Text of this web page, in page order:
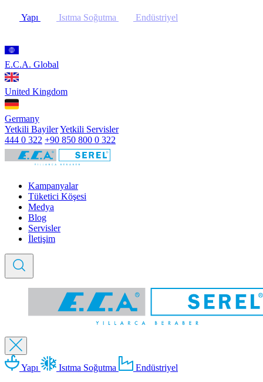
Yapı Isıtma Soğutma Endüstriyel
E.C.A. Global
United Kingdom
Germany
Yetkili BayilerYetkili Servisler
444 0 322 +90 850 800 0 322
Kampanyalar
Tüketici Köşesi
Medya
Blog
Servisler
İletişim
Yapı Isıtma Soğutma
Endüstriyel